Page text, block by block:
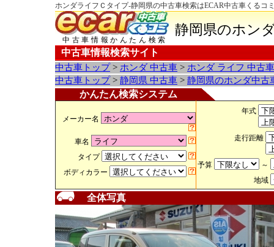
ホンダライフＣタイプ-静岡県の中古車検索はECAR中古車くるコ
中古車情報かんたん検索
静岡県のホン
中古車情報検索サイト
中古車トップ> ホンダ 中古車 > ホンダ ライフ 中古
中古車トップ> 静岡県 中古車 > 静岡県のホンダ中古
かんたん検索システム
メーカー名
車名
タイプ
ボディカラー
年式
走行距離
予算
～
地域
全体写真